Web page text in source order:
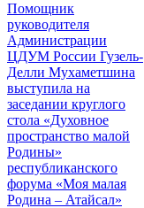
Помощник
руководителя
Администрации
ЦДУМ России Гузель-
Делли Мухаметшина
выступила на
заседании круглого
стола «Духовное
пространство малой
Родины»
республиканского
форума «Моя малая
Родина – Атайсал»